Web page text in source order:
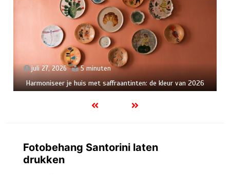
juli 27, 2026 5 minuten
Harmoniseer je huis met saffraantinten: de kleur van 2026
Fotobehang Santorini laten
drukken